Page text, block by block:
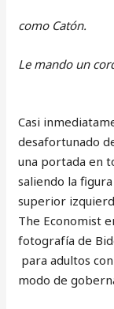
como Catón.
Le mando un
Casi
desafortunado
una portada en
saliendo la
superior
The Economist
fotografía de
para adultos
modo de